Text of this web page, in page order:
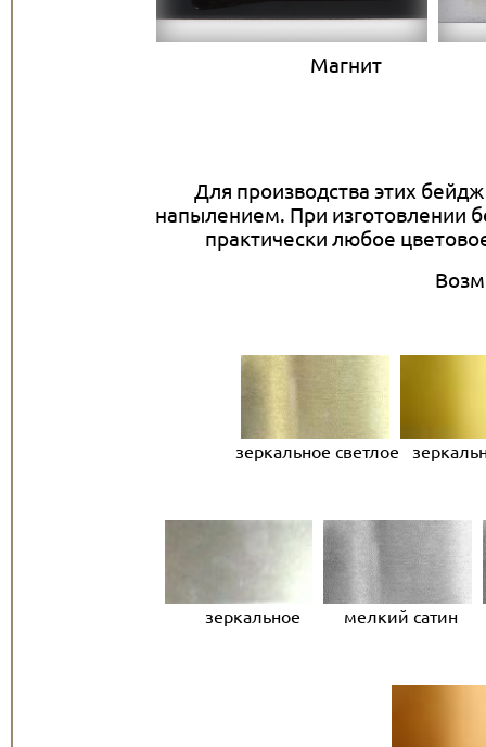
Для производства этих
напылением. При изготовлении
практически любое
зеркальное светлое
зеркальное мелкий